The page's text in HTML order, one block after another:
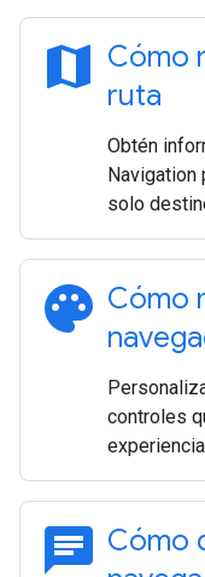
map Cómo
ruta
Obtén
Navigation
solo
palette Cómo
controles
chat Cómo